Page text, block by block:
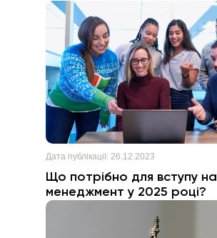
Дата публікації: 26.12.2023
Що потрібно для вступу на
менеджмент у 2025 році?